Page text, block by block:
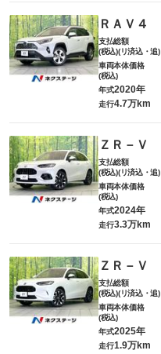
ＲＡＶ４
支払総額
(税込)(リ済込・追)
車両本体価格
(税込)
年式2020年
走行4.7万km
ＺＲ－Ｖ
支払総額
(税込)(リ済込・追)
車両本体価格
(税込)
年式2024年
走行3.3万km
ＺＲ－Ｖ
支払総額
(税込)(リ済込・追)
車両本体価格
(税込)
年式2025年
走行1.9万km